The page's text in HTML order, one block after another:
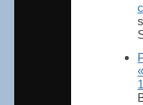
«